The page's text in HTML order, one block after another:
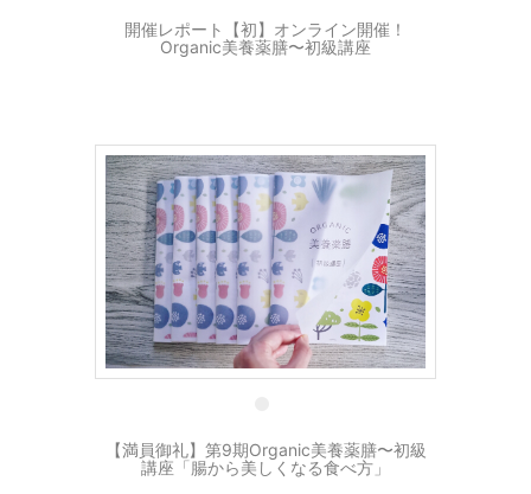
開催レポート【初】オンライン開催！
Organic美養薬膳〜初級講座
11 2月
【満員御礼】第9期Organic美養薬膳〜初級
講座「腸から美しくなる食べ方」